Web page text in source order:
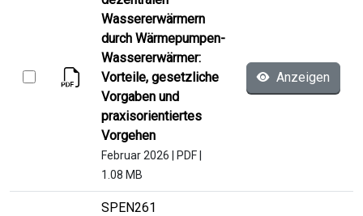
Wassererwärmern
durch Wärmepumpen-
Wassererwärmer:
Vorteile, gesetzliche
Vorgaben und
praxisorientiertes
Vorgehen
Februar 2026 PDF
1.08 MB
Anzeigen
SPEN261